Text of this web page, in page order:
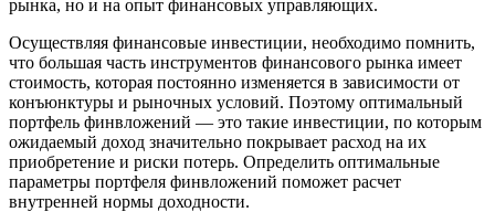
рынка, но и на опыт финансовых управляющих.
Осуществляя финансовые инвестиции, необходимо помнить,
что большая часть инструментов финансового рынка имеет
стоимость, которая постоянно изменяется в зависимости от
конъюнктуры и рыночных условий. Поэтому оптимальный
портфель финвложений — это такие инвестиции, по которым
ожидаемый доход значительно покрывает расход на их
приобретение и риски потерь. Определить оптимальные
параметры портфеля финвложений поможет расчет
внутренней нормы доходности.